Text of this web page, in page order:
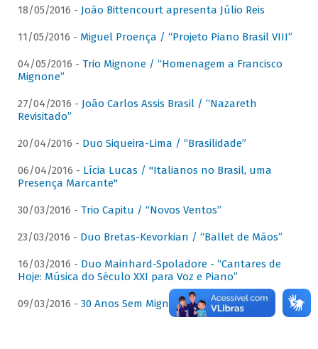
18/05/2016 - João Bittencourt apresenta Júlio Reis
11/05/2016 - Miguel Proença / “Projeto Piano Brasil VIII”
04/05/2016 - Trio Mignone / “Homenagem a Francisco
Mignone”
27/04/2016 - João Carlos Assis Brasil / “Nazareth
Revisitado”
20/04/2016 - Duo Siqueira-Lima / “Brasilidade”
06/04/2016 - Lícia Lucas / "Italianos no Brasil, uma
Presença Marcante"
30/03/2016 - Trio Capitu / “Novos Ventos”
23/03/2016 - Duo Bretas-Kevorkian / “Ballet de Mãos”
16/03/2016 - Duo Mainhard-Spoladore - “Cantares de
Hoje: Música do Século XXI para Voz e Piano”
09/03/2016 - 30 Anos Sem Mignone